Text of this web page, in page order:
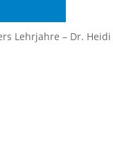
Lehrjahre – Dr.